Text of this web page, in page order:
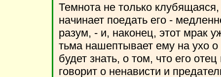
Темнота не только
начинает поедать его -
разум, - и, наконец, этот мрак
тьма нашептывает ему на ухо о
будет знать, о том, что его
говорит о ненависти и